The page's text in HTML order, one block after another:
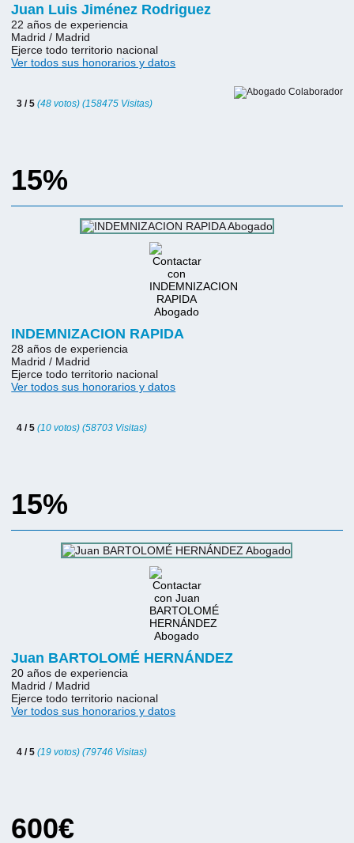
Juan Luis Jiménez Rodriguez
22 años de experiencia
Madrid / Madrid
Ejerce todo territorio nacional
Ver todos sus honorarios y datos
3 / 5(48 votos) (158475 Visitas)
15%
INDEMNIZACION RAPIDA
28 años de experiencia
Madrid / Madrid
Ejerce todo territorio nacional
Ver todos sus honorarios y datos
4 / 5(10 votos) (58703 Visitas)
15%
Juan BARTOLOMÉ HERNÁNDEZ
20 años de experiencia
Madrid / Madrid
Ejerce todo territorio nacional
Ver todos sus honorarios y datos
4 / 5(19 votos) (79746 Visitas)
600€